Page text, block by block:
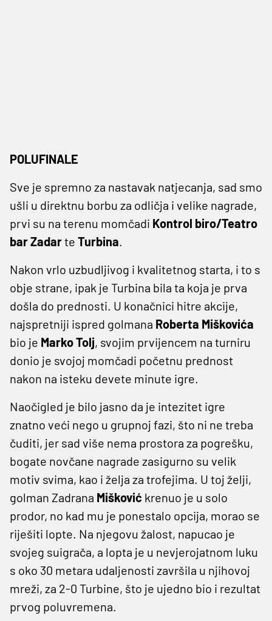
POLUFINALE
Sve je spremno za nastavak natjecanja, sad smo
ušli u direktnu borbu za odličja i velike nagrade,
prvi su na terenu momčadi Kontrol biro/Teatro
bar Zadarte Turbina.
Nakon vrlo uzbudljivog i kvalitetnog starta, i to s
obje strane, ipak je Turbina bila ta koja je prva
došla do prednosti. U konačnici hitre akcije,
najspretniji ispred golmana Roberta Miškovića
bio je Marko Tolj, svojim prvijencem na turniru
donio je svojoj momčadi početnu prednost
nakon na isteku devete minute igre.
Naočigled je bilo jasno da je intezitet igre
znatno veći nego u grupnoj fazi, što ni ne treba
čuditi, jer sad više nema prostora za pogrešku,
bogate novčane nagrade zasigurno su velik
motiv svima, kao i želja za trofejima. U toj želji,
golman Zadrana Mišković krenuo je u solo
prodor, no kad mu je ponestalo opcija, morao se
riješiti lopte. Na njegovu žalost, napucao je
svojeg suigrača, a lopta je u nevjerojatnom luku
s oko 30 metara udaljenosti završila u njihovoj
mreži, za 2-0 Turbine, što je ujedno bio i rezultat
prvog poluvremena.